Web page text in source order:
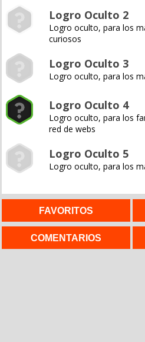
Logro Oculto 2
Logro oculto, para los
curiosos
Logro Oculto 3
Logro oculto, para los
Logro Oculto 4
Logro oculto, para los
red de webs
Logro Oculto 5
Logro oculto, para los
FAVORITOS
COMENTARIOS